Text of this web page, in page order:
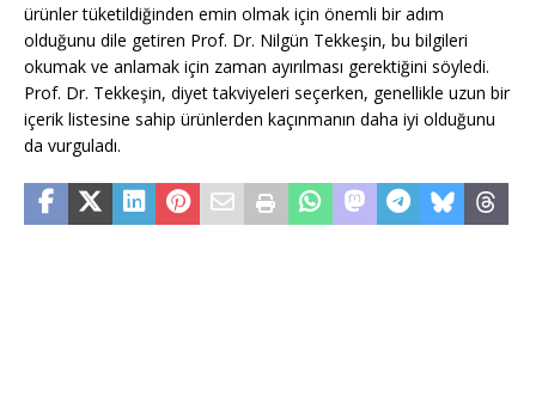
ürünler tüketildiğinden emin olmak için önemli bir adım
olduğunu dile getiren Prof. Dr. Nilgün Tekkeşin, bu bilgileri
okumak ve anlamak için zaman ayırılması gerektiğini söyledi.
Prof. Dr. Tekkeşin, diyet takviyeleri seçerken, genellikle uzun bir
içerik listesine sahip ürünlerden kaçınmanın daha iyi olduğunu
da vurguladı.